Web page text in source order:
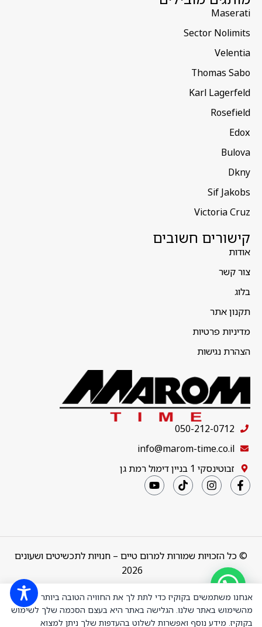
Maserati
Sector Nolimits
Velentia
Thomas Sabo
Karl Lagerfeld
Rosefield
Edox
Bulova
Dkny
Sif Jakobs
Victoria Cruz
קישורים חשובים
אודות
צור קשר
בלוג
תקנון אתר
מדיניות פרטיות
הצהרת נגישות
050-212-0712
info@marom-time.co.il
זבוטינסקי 1 בניין דימול רמת גן
© כל הזכויות שמורות למרום טיים – חנויות לתכשיטים ושעונים
2026
Design & Code bythebuildup
אנחנו משתמשים בקוקיז כדי לתת לך את החוויה הטובה ביותר
מהשימוש באתר שלנו. הגלישה באתר היא בעצם הסכמה שלך לשימוש
בקוקיז. מידע נוסף ואפשרות לשלוט בהעדפות שלך ניתן למצוא